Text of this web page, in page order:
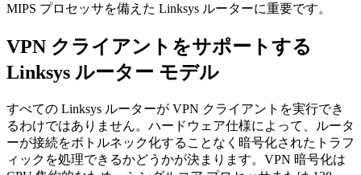
MIPS プロセッサを備えた Linksys ルーターに重要です。
VPN クライアントをサポートする
Linksys ルーター モデル
すべての Linksys ルーターが VPN クライアントを実行でき
るわけではありません。ハードウェア仕様によって、ルータ
ーが接続をボトルネック化することなく暗号化されたトラフ
ィックを処理できるかどうかが決まります。VPN 暗号化は